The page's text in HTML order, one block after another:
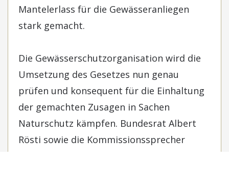
Mantelerlass für die Gewässeranliegen
stark gemacht.
Die Gewässerschutzorganisation wird die
Umsetzung des Gesetzes nun genau
prüfen und konsequent für die Einhaltung
der gemachten Zusagen in Sachen
Naturschutz kämpfen. Bundesrat Albert
Rösti sowie die Kommissionssprecher